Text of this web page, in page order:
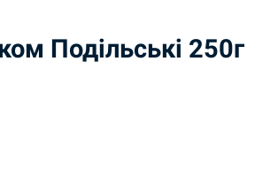
Подільські 250г